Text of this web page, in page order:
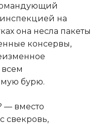
на
она несла пакеты
консервы,
бурю.
— вместо
свекровь,